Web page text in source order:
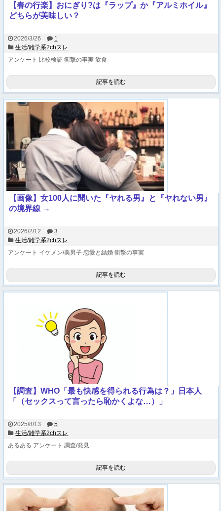
【春の行楽】おにぎり?は『ラップ』か『アルミホイル』
どちらが美味しい？
2026/3/26
1
生活/雑学系2chスレ
アンケート 比較検証 衝撃の事実 飲食
記事を読む
【画像】女100人に聞いた『ヤれる男』と『ヤれない男』
の境界線 →
2026/2/12
3
生活/雑学系2chスレ
アンケート イケメン/美男子 恋愛と結婚 衝撃の事実
記事を読む
【調査】WHO「最も快感を得られる行為は？」日本人
「（セックスって言ったら恥かくよな…）」
2025/8/13
5
生活/雑学系2chスレ
あるある アンケート 調査/発見
記事を読む